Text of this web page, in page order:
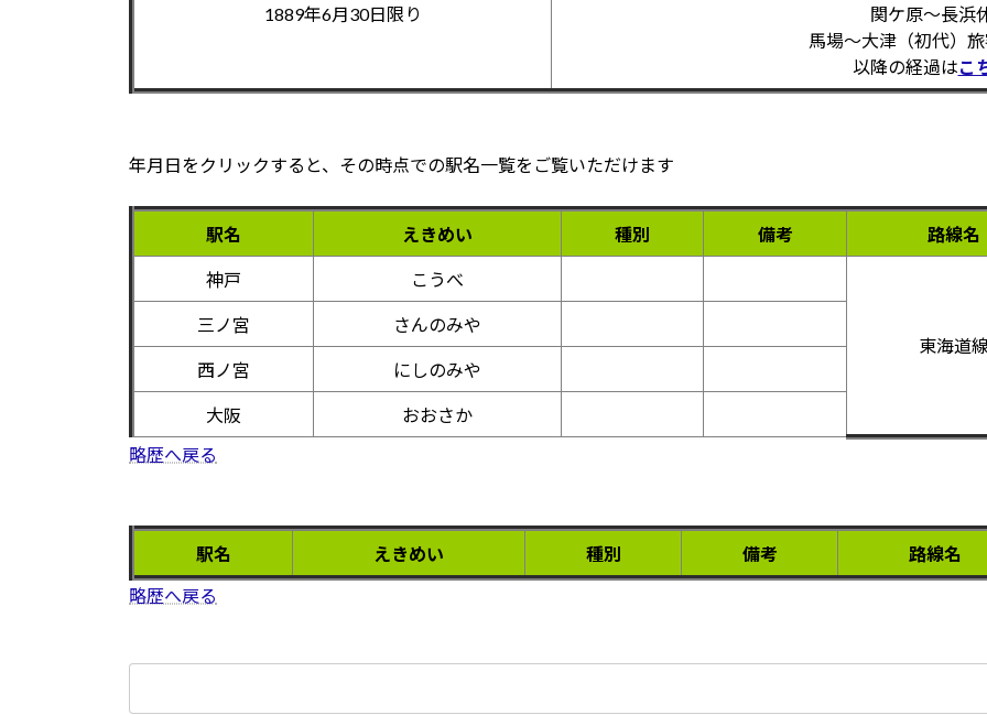
1889年6月30日限り
関ケ原～長浜
馬場～大津（初代）
以降の経過はこ
年月日をクリックすると、その時点での駅名一覧をご覧いただけます
駅名 えきめい 種別 備考 路線名
神戸 こうべ
東海道
三ノ宮 さんのみや
西ノ宮 にしのみや
大阪
おおさか
略歴へ戻る
駅名 えきめい 種別 備考
路線名
略歴へ戻る